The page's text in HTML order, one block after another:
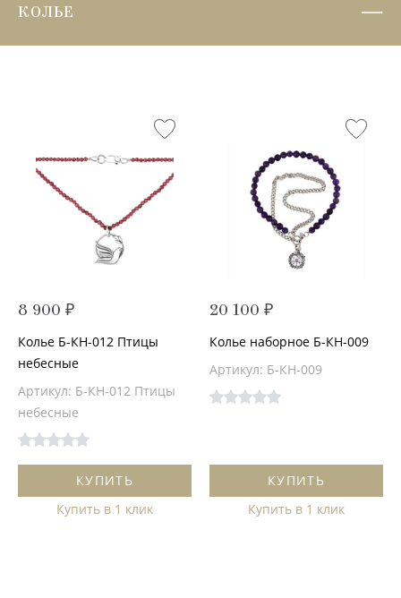
КОЛЬЕ
8 900 ₽
Колье Б-КН-012 Птицы
небесные
Артикул: Б-КН-012 Птицы
небесные
КУПИТЬ
Купить в 1 клик
20 100 ₽
Колье наборное Б-КН-009
Артикул: Б-КН-009
КУПИТЬ
Купить в 1 клик